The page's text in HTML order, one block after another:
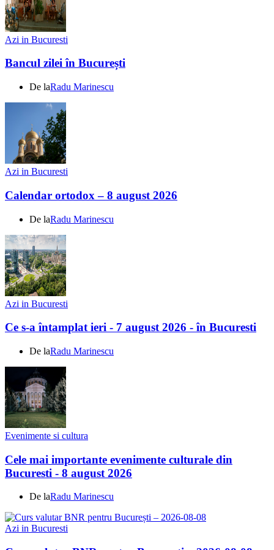
Azi in Bucuresti
Bancul zilei în București
De laRadu Marinescu
Azi in Bucuresti
Calendar ortodox – 8 august 2026
De laRadu Marinescu
Azi in Bucuresti
Ce s-a întamplat ieri - 7 august 2026 - în Bucuresti
De laRadu Marinescu
Evenimente si cultura
Cele mai importante evenimente culturale din
Bucuresti - 8 august 2026
De laRadu Marinescu
Azi in Bucuresti